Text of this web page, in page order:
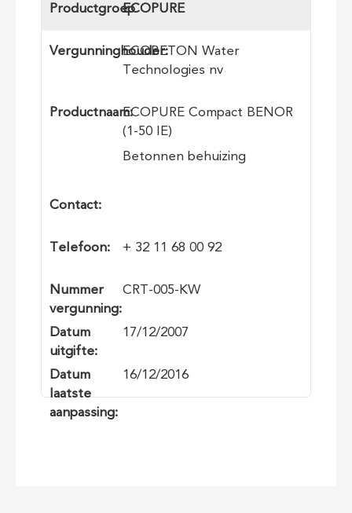
ProductgroepECOPURE
Vergunninghouder:ECOBETON Water
Technologies nv
Productnaam:ECOPURE Compact BENOR
(1-50 IE)
Betonnen behuizing
Contact:
Telefoon: + 32 11 68 00 92
Nummer
vergunning:
CRT-005-KW
Datum
uitgifte:
17/12/2007
Datum
laatste
aanpassing:
16/12/2016